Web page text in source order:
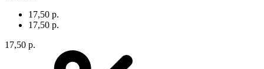
17,50 р.
17,50 р.
17,50 р.